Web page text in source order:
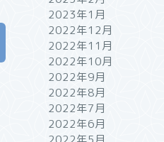
2023年1月
2022年12月
2022年11月
2022年10月
2022年9月
2022年8月
2022年7月
2022年6月